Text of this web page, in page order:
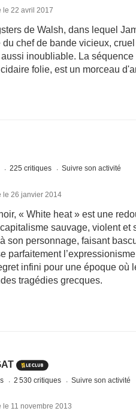
le 22 avril 2017
de Walsh, dans lequel
chef de bande vicieux,
inoubliable. La
folie, est un morceau
225 critiques Suivre son activité
le 26 janvier 2014
« White heat » est une
sauvage, violent
son personnage, faisant
parfaitement
infini pour une époque où
tragédies grecques.
2 530 critiques Suivre son activité
le 11 novembre 2013